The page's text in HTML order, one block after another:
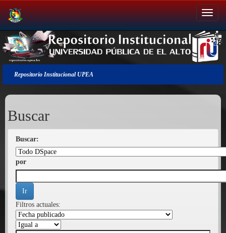
Salir
de
la
navegación
Repositorio Institucional UPEA
Buscar
Buscar:
por
Filtros actuales: